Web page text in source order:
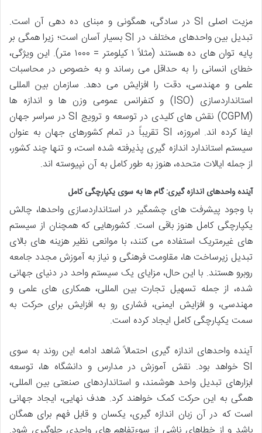
مزیت اصلی SI در سادگی، همگونی و مبنای ده دهی آن است.
تبدیل بین واحدهای مختلف در SI بسیار آسان است؛ زیرا همگی بر
پایه توان های ده هستند (مثلاً ۱ کیلومتر = ۱۰۰۰ متر). این ویژگی،
خطای انسانی را به حداقل می رساند و به خصوص در محاسبات
علمی و مهندسی، دقت را افزایش می دهد. سازمان بین المللی
استانداردسازی (ISO) و کنفرانس عمومی وزن ها و اندازه ها
(CGPM) نقش های کلیدی در توسعه و ترویج SI در سراسر جهان
ایفا کرده اند. امروزه، SI تقریباً در تمام کشورهای جهان به عنوان
سیستم استاندارد اندازه گیری پذیرفته شده است، و تنها چند کشور،
از جمله ایالات متحده، هنوز به طور کامل به آن نپیوسته اند.
آینده واحدهای اندازه گیری: گام ها به سوی یکپارچگی کامل
با وجود پیشرفت های چشمگیر در استانداردسازی واحدها، چالش
یکپارچگی کامل هنوز باقی است. کشورهایی که همچنان از سیستم
های غیرمتریک استفاده می کنند، با موانعی نظیر هزینه های بالای
تبدیل زیرساخت ها، مقاومت فرهنگی و نیاز به آموزش مجدد جامعه
روبرو هستند. با این حال، مزایای یک سیستم واحد در دنیای جهانی
شده، از جمله تسهیل تجارت بین المللی، همکاری های علمی و
مهندسی، و افزایش ایمنی، فشاری رو به افزایش برای حرکت به
سمت یکپارچگی کامل ایجاد کرده است.
آینده واحدهای اندازه گیری احتمالاً شاهد ادامه این روند به سوی
SI خواهد بود. نقش آموزش در مدارس و دانشگاه ها، توسعه
ابزارهای تبدیل واحد هوشمند، و استانداردهای صنعتی بین المللی،
همگی به این حرکت کمک خواهند کرد. هدف نهایی، ایجاد جهانی
است که در آن زبان اندازه گیری، یکسان و قابل فهم برای همگان